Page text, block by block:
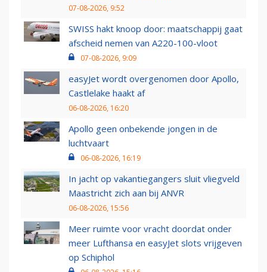
07-08-2026, 9:52
SWISS hakt knoop door: maatschappij gaat
afscheid nemen van A220-100-vloot
07-08-2026, 9:09
easyJet wordt overgenomen door Apollo,
Castlelake haakt af
06-08-2026, 16:20
Apollo geen onbekende jongen in de
luchtvaart
06-08-2026, 16:19
In jacht op vakantiegangers sluit vliegveld
Maastricht zich aan bij ANVR
06-08-2026, 15:56
Meer ruimte voor vracht doordat onder
meer Lufthansa en easyJet slots vrijgeven
op Schiphol